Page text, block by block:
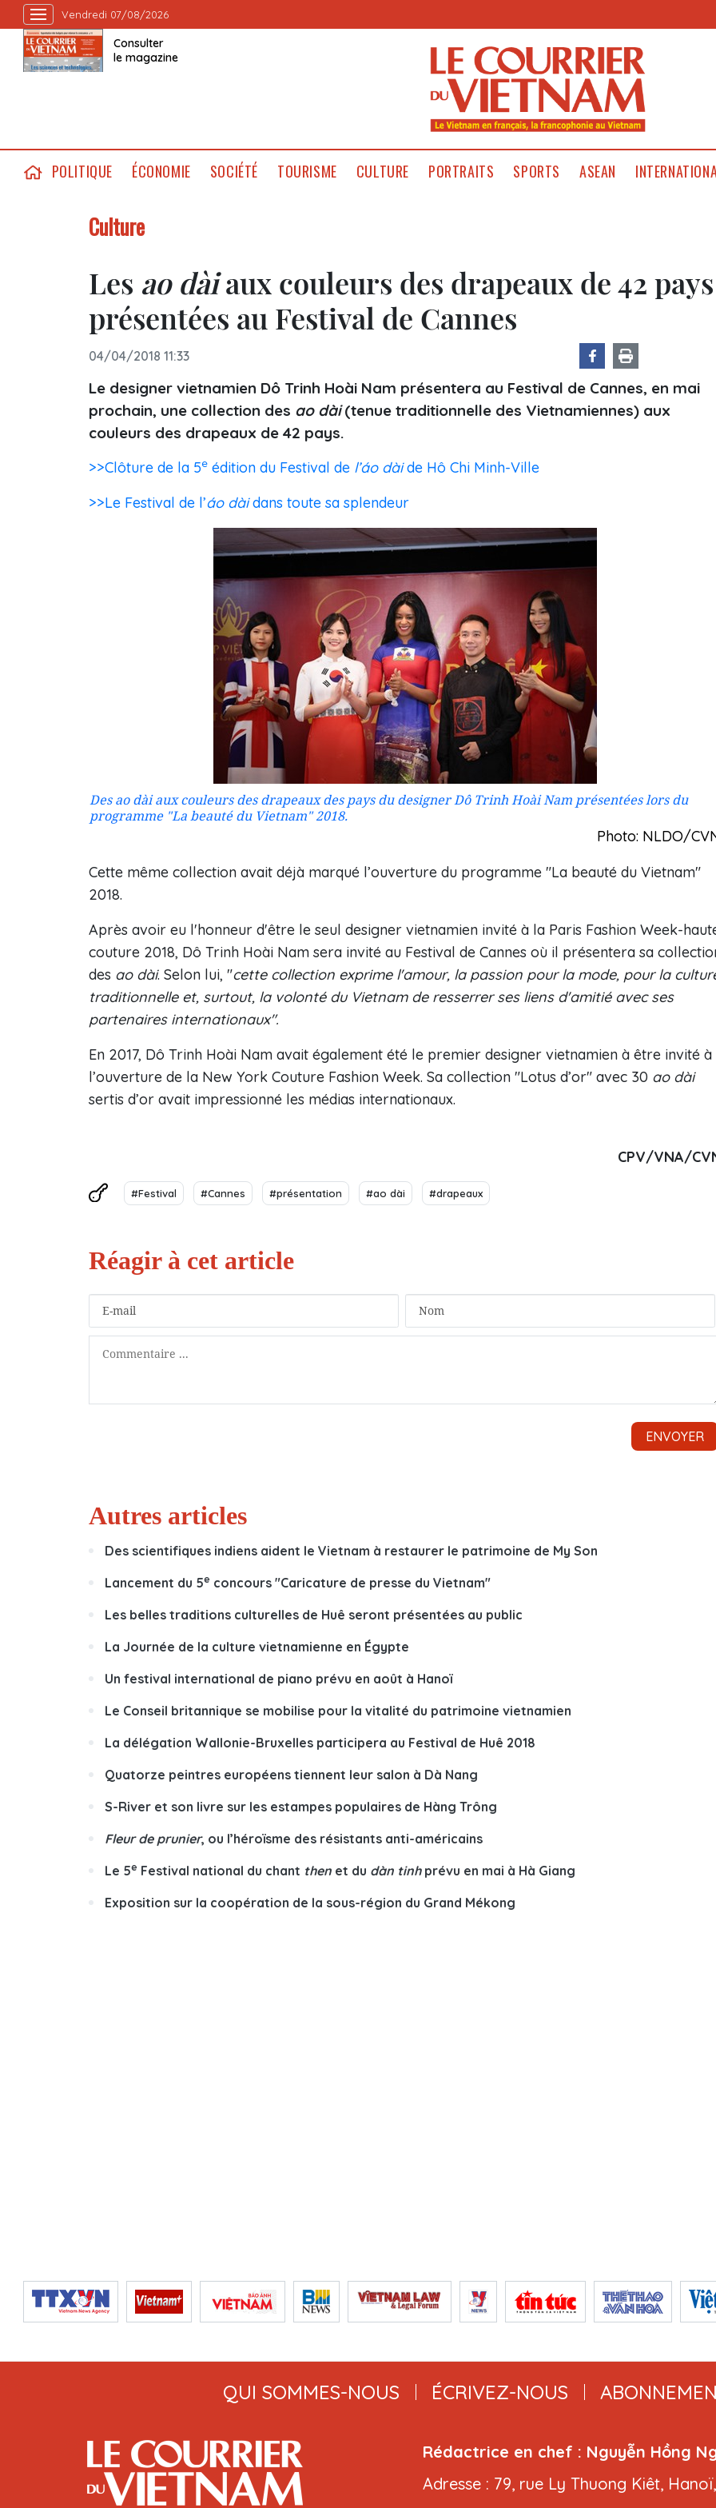
Vendredi 07/08/2026
Consulter
le magazine
POLITIQUE ÉCONOMIE SOCIÉTÉ TOURISME CULTURE PORTRAITS SPORTS ASEAN
Culture
Les ao dàiaux couleurs des drapeaux de 42 pays
présentées au Festival de Cannes
04/04/2018 11:33
Le designer vietnamien Dô Trinh Hoài Nam présentera au Festival de Cannes, en mai
prochain, une collection des ao dài(tenue traditionnelle des Vietnamiennes) aux
couleurs des drapeaux de 42 pays.
>>Clôture de la 5e édition du Festival de l’áo dàide Hô Chi Minh-Ville
>>Le Festival de l’áo dàidans toute sa splendeur
Des ao dài aux couleurs des drapeaux des pays du designer Dô Trinh Hoài Nam présentées lors du
programme "La beauté du Vietnam" 2018.
Photo: NLDO/
Cette même collection avait déjà marqué l’ouverture du programme "La beauté du Vietnam"
2018.
Après avoir eu l'honneur d'être le seul designer vietnamien invité à la Paris Fashion Week-
couture 2018, Dô Trinh Hoài Nam sera invité au Festival de Cannes où il présentera sa
des ao dài. Selon lui, "cette collection exprime l'amour, la passion pour la mode, pour la
traditionnelle et, surtout, la volonté du Vietnam de resserrer ses liens d'amitié avec ses
partenaires internationaux".
En 2017, Dô Trinh Hoài Nam avait également été le premier designer vietnamien à être invité à
l’ouverture de la New York Couture Fashion Week. Sa collection "Lotus d’or" avec 30 ao dài
sertis d’or avait impressionné les médias internationaux.
CPV/VNA/
#Festival #Cannes #présentation #ao dài #drapeaux
Autres articles
Des scientifiques indiens aident le Vietnam à restaurer le patrimoine de My Son
Lancement du 5e concours "Caricature de presse du Vietnam"
Les belles traditions culturelles de Huê seront présentées au public
La Journée de la culture vietnamienne en Égypte
Un festival international de piano prévu en août à Hanoï
Le Conseil britannique se mobilise pour la vitalité du patrimoine vietnamien
La délégation Wallonie-Bruxelles participera au Festival de Huê 2018
Quatorze peintres européens tiennent leur salon à Dà Nang
S-River et son livre sur les estampes populaires de Hàng Trông
Fleur de prunier, ou l’héroïsme des résistants anti-américains
Le 5e Festival national du chant then et du dàn tinhprévu en mai à Hà Giang
Exposition sur la coopération de la sous-région du Grand Mékong
QUI SOMMES-NOUS ÉCRIVEZ-NOUS
Rédactrice en chef : Nguyễn Hồng
Adresse : 79, rue Ly Thuong Kiêt,